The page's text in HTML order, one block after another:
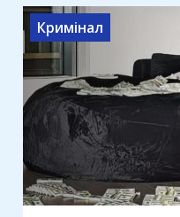
Кримінал